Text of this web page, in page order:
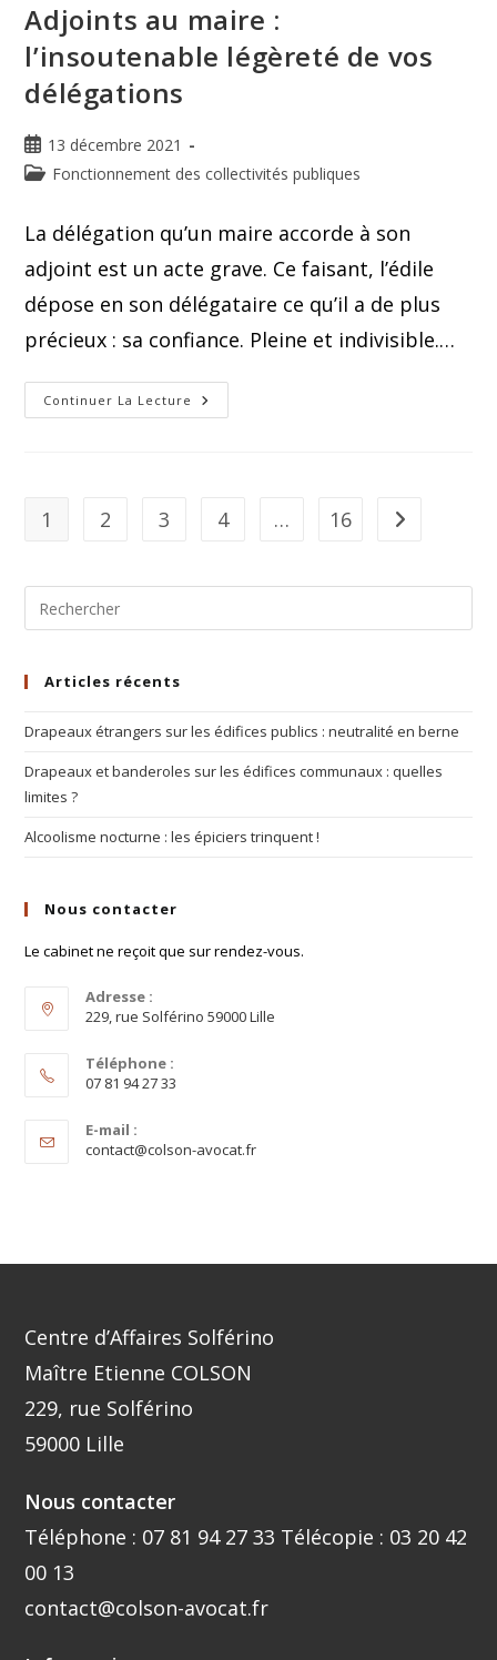
Adjoints au maire :
l’insoutenable légèreté de vos
délégations
13 décembre 2021
Fonctionnement des collectivités publiques
La délégation qu’un maire accorde à son
adjoint est un acte grave. Ce faisant, l’édile
dépose en son délégataire ce qu’il a de plus
précieux : sa confiance. Pleine et indivisible.…
Continuer La Lecture
1 2 3 4 … 16
Articles récents
Drapeaux étrangers sur les édifices publics : neutralité en berne
Drapeaux et banderoles sur les édifices communaux : quelles
limites ?
Alcoolisme nocturne : les épiciers trinquent !
Nous contacter
Le cabinet ne reçoit que sur rendez-vous.
Adresse :
229, rue Solférino 59000 Lille
Téléphone :
07 81 94 27 33
E-mail :
contact@colson-avocat.fr
Centre d’Affaires Solférino
Maître Etienne COLSON
229, rue Solférino
59000 Lille
Nous contacter
Téléphone : 07 81 94 27 33 Télécopie : 03 20 42
00 13
contact@colson-avocat.fr